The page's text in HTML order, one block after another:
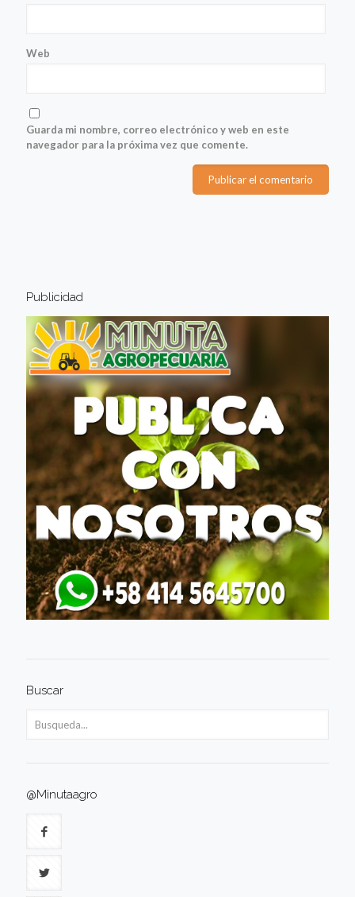
Web
Guarda mi nombre, correo electrónico y web en este
navegador para la próxima vez que comente.
Publicidad
Buscar
@Minutaagro